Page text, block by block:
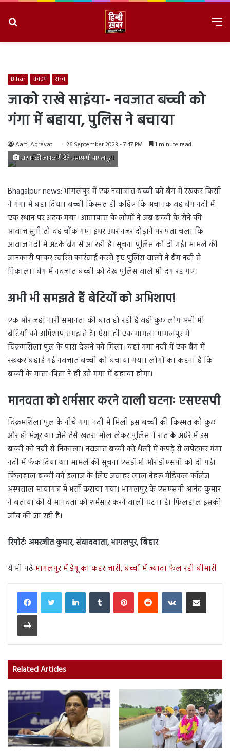
Bihar क्राइम राज्य
जाको राखे साइंया- नवजात बच्ची को
गंगा में बहाया, पुलिस ने बचाया
Aarti Agravat 26 September 2023 - 7:47 PM 1 minute read
घटना की जानकारी देते एसएसपी भागलपुर।
Bhagalpur news: भागलपुर में एक नवाजात बच्ची को बैग में रखकर किसी
ने गंगा में बहा दिया। बच्ची किस्मत ही कहिए कि अचानक वह बैग नदी में
एक स्थान पर अटक गया। आसापास के लोगों ने जब बच्ची के रोने की
आवाज सुनी तो वह चौंक गए। इधर उधर नजर दौड़ाने पर पता चला कि
आवाज नदी में अटके बैग से आ रही है। सूचना पुलिस को दी गई। मामले की
जानकारी पाकर त्वरित कार्रवाई करते हुए पुलिस वालों ने बैग नदी से
निकाला। बैग में नवजात बच्ची को देख पुलिस वाले भी दंग रह गए।
अभी भी समझते हैं बेटियों को अभिशाप!
एक ओर जहां नारी समानता की बात हो रही है वहीं कुछ लोग अभी भी
बेटियों को अभिशाप समझते हैं। ऐसा ही एक मामला भागलपुर में
विक्रमसिला पुल के पास देखने को मिला। यहां गंगा नदी में एक बैग में
रखकर बहाई गई नवजात बच्ची को बचाया गया। लोगों का कहना है कि
बच्ची के माता-पिता ने ही उसे गंगा में बहाया होगा।
मानवता को शर्मसार करने वाली घटनाः एसएसपी
विक्रमशिला पुल के नीचे गंगा नदी में मिली इस बच्ची की किस्मत को कुछ
और ही मंजूर था। जैसे तैसे खतरा मोल लेकर पुलिस ने रात के अंधेरे में इस
बच्ची को नदी से निकाला। नवजात बच्ची को थैली में कपड़े से लपेटकर गंगा
नदी में फेंक दिया था। मामले की सूचना एसडीओ और डीएसपी को दी गई।
फिलहाल बच्ची को इलाज के लिए जवाहर लाल नेहरू मेडिकल कॉलेज
अस्पताल मायागंज में भर्ती कराया गया। भागलपुर के एसएसपी आनंद कुमार
ने बताया की ये मानवता को शर्मसार करने वाली घटना है। फिलहाल इसकी
जाँच की जा रही है।
रिपोर्टः अमरजीत कुमार, संवाददाता, भागलपुर, बिहार
ये भी पढ़ेःभागलपुर में डेंगू का कहर जारी, बच्चों में ज्यादा फैल रही बीमारी
LinkedInTumblr PinterestReddit VKontakteShare via Email
Print
Related Articles